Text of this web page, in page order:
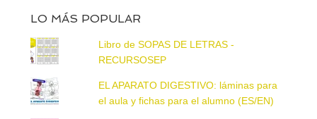
LO MÁS POPULAR
Libro de SOPAS DE LETRAS -
RECURSOSEP
EL APARATO DIGESTIVO: láminas para
el aula y fichas para el alumno (ES/EN)